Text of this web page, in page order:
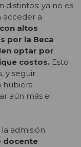
distintos: ya no es
acceder a
altos
por la Beca
optar por
costos. Esto
y seguir
hubiera
aún más el
admisión.
docente